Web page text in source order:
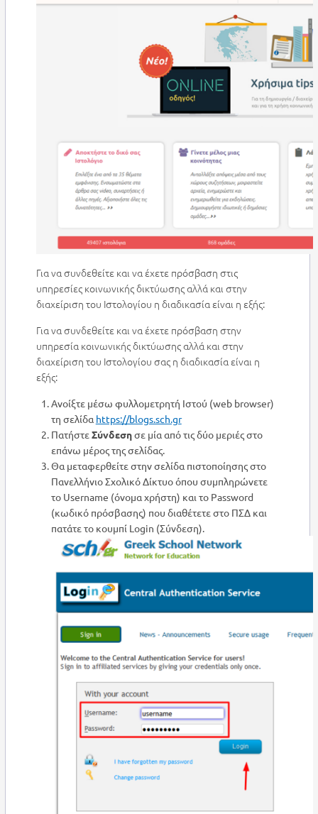
Για να συνδεθείτε και να έχετε πρόσβαση στις
υπηρεσίες κοινωνικής δικτύωσης αλλά και στην
διαχείριση του Ιστολογίου η διαδικασία είναι η εξής:
Για να συνδεθείτε και να έχετε πρόσβαση στην
υπηρεσία κοινωνικής δικτύωσης αλλά και στην
διαχείριση του Ιστολογίου σας η διαδικασία είναι η
εξής:
Ανοίξτε μέσω φυλλομετρητή Ιστού (web browser)
τη σελίδα https://blogs.sch.gr
ΠατήστεΣύνδεσησε μία από τις δύο μεριές στο
επάνω μέρος της σελίδας.
Θα μεταφερθείτε στην σελίδα πιστοποίησης στο
Πανελλήνιο Σχολικό Δίκτυο όπου συμπληρώνετε
το Username (όνομα χρήστη) και το Password
(κωδικό πρόσβασης) που διαθέτετε στο ΠΣΔ και
πατάτε το κουμπί Login (Σύνδεση).